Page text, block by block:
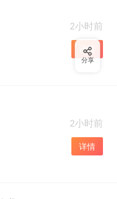
2小时前
详情
2小时前
详情
分享